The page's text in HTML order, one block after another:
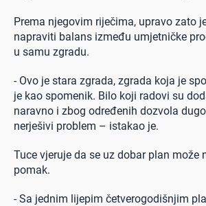
Prema njegovim riječima, upravo zato
napraviti balans između umjetničke
u samu zgradu.
- Ovo je stara zgrada, zgrada koja je
je kao spomenik. Bilo koji radovi su
naravno i zbog određenih dozvola
nerješivi problem – istakao je.
Tuce vjeruje da se uz dobar plan može
pomak.
- Sa jednim lijepim četverogodišnjim